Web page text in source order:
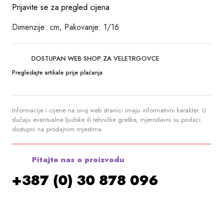
Prijavite se za pregled cijena
Dimenzije: cm, Pakovanje: 1/16
DOSTUPAN WEB SHOP ZA VELETRGOVCE
Pregledajte artikale prije plaćanja
Informacije i cijene na ovoj web stranici imaju informativni karakter. U
slučaju eventualne ljudske ili tehničke greške, mjerodavni su podaci
dostupni na prodajnim mjestima
Pitajte nas o proizvodu
+387 (0) 30 878 096